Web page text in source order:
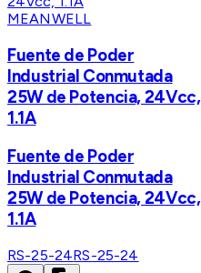
MEANWELL
Fuente de Poder
Industrial Conmutada
25W de Potencia, 24Vcc,
1.1A
Fuente de Poder
Industrial Conmutada
25W de Potencia, 24Vcc,
1.1A
RS-25-24RS-25-24